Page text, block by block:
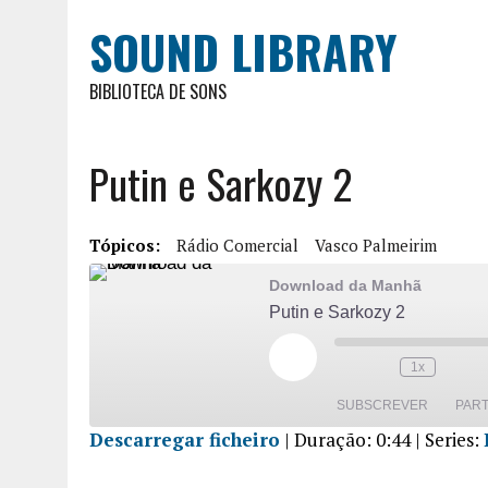
SOUND LIBRARY
BIBLIOTECA DE SONS
Putin e Sarkozy 2
Tópicos: Rádio Comercial Vasco Palmeirim
Download da Manhã
Putin e Sarkozy 2
1x
SUBSCREVER
Descarregar ficheiro | Duração: 0:44| Series: